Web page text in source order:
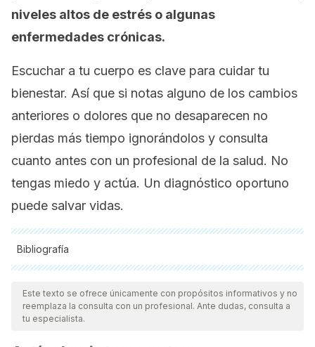
niveles altos de estrés o algunas
enfermedades crónicas.
Escuchar a tu cuerpo es clave para cuidar tu
bienestar. Así que si notas alguno de los cambios
anteriores o dolores que no desaparecen no
pierdas más tiempo ignorándolos y consulta
cuanto antes con un profesional de la salud. No
tengas miedo y actúa. Un diagnóstico oportuno
puede salvar vidas.
Bibliografía
Todas las fuentes citadas fueron revisadas a profundidad por
nuestro equipo, para asegurar su calidad, confiabilidad,
vigencia y validez.La bibliografía de este artículo fue
Este texto se ofrece únicamente con propósitos informativos y no
reemplaza la consulta con un profesional. Ante dudas, consulta a
tu especialista.